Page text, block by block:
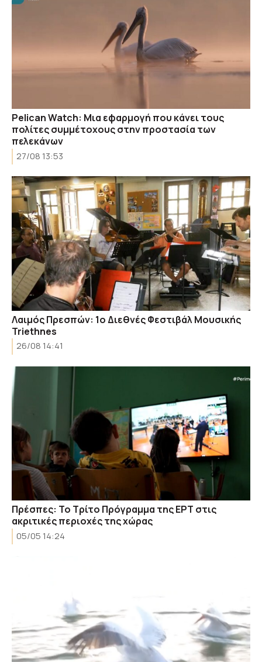
Pelican Watch: Μια εφαρμογή που κάνει τους
πολίτες συμμέτοχους στην προστασία των
πελεκάνων
27/08 13:53
Λαιμός Πρεσπών: 1ο Διεθνές Φεστιβάλ Μουσικής
Triethnes
26/08 14:41
Πρέσπες: Το Τρίτο Πρόγραμμα της ΕΡΤ στις
ακριτικές περιοχές της χώρας
05/05 14:24